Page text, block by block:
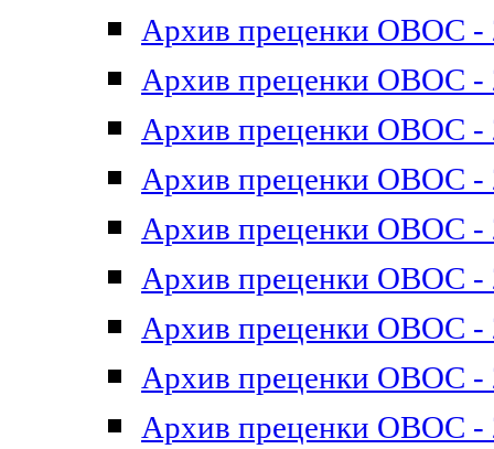
Архив преценки ОВОС -
Архив преценки ОВОС -
Архив преценки ОВОС -
Архив преценки ОВОС -
Архив преценки ОВОС -
Архив преценки ОВОС -
Архив преценки ОВОС -
Архив преценки ОВОС -
Архив преценки ОВОС -